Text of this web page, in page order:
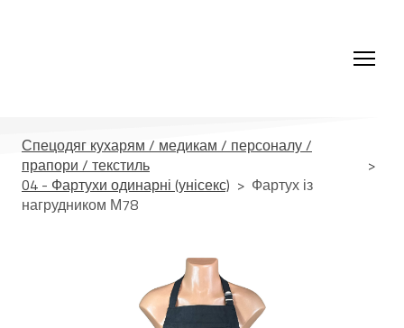
Спецодяг кухарям / медикам / персоналу /
прапори / текстиль
04 - Фартухи одинарні (унісекс)
Фартух із
нагрудником М78